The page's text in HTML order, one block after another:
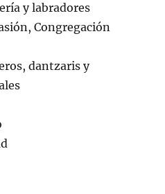
y labradores
Congregación
dantzaris y